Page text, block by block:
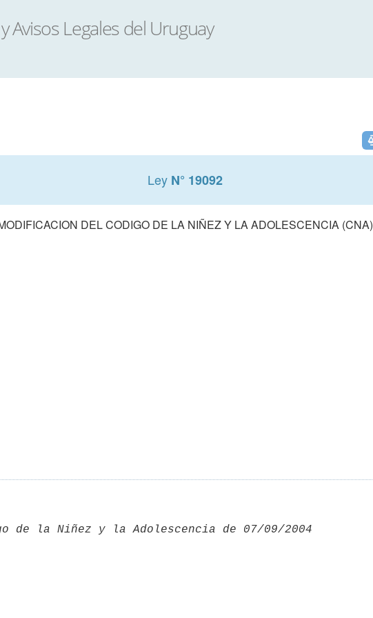
Ley N° 19092
DEL CODIGO DE LA NIÑEZ Y LA ADOLESCENCIA (CNA)
de la Niñez y la Adolescencia de 07/09/2004